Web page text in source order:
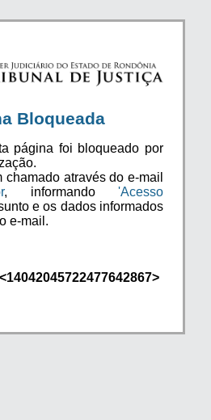
Bloqueada
página foi bloqueado por
chamado através do e-mail
, informando 'Acesso
e os dados informados
e-mail.
<14042045722477642867>